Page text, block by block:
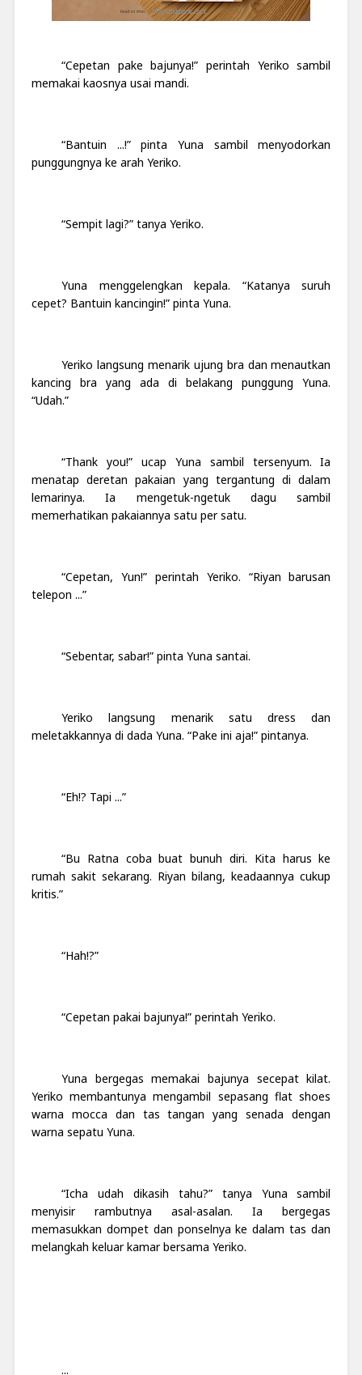
“Cepetan pake bajunya!” perintah Yeriko sambil
memakai kaosnya usai mandi.
“Bantuin ...!” pinta Yuna sambil menyodorkan
punggungnya ke arah Yeriko.
“Sempit lagi?” tanya Yeriko.
Yuna menggelengkan kepala. “Katanya suruh
cepet? Bantuin kancingin!” pinta Yuna.
Yeriko langsung menarik ujung bra dan menautkan
kancing bra yang ada di belakang punggung Yuna.
“Udah.”
“Thank you!” ucap Yuna sambil tersenyum. Ia
menatap deretan pakaian yang tergantung di dalam
lemarinya. Ia mengetuk-ngetuk dagu sambil
memerhatikan pakaiannya satu per satu.
“Cepetan, Yun!” perintah Yeriko. “Riyan barusan
telepon ...”
“Sebentar, sabar!” pinta Yuna santai.
Yeriko langsung menarik satu dress dan
meletakkannya di dada Yuna. “Pake ini aja!” pintanya.
“Eh!? Tapi ...”
“Bu Ratna coba buat bunuh diri. Kita harus ke
rumah sakit sekarang. Riyan bilang, keadaannya cukup
kritis.”
“Hah!?”
“Cepetan pakai bajunya!” perintah Yeriko.
Yuna bergegas memakai bajunya secepat kilat.
Yeriko membantunya mengambil sepasang flat shoes
warna mocca dan tas tangan yang senada dengan
warna sepatu Yuna.
“Icha udah dikasih tahu?” tanya Yuna sambil
menyisir rambutnya asal-asalan. Ia bergegas
memasukkan dompet dan ponselnya ke dalam tas dan
melangkah keluar kamar bersama Yeriko.
...